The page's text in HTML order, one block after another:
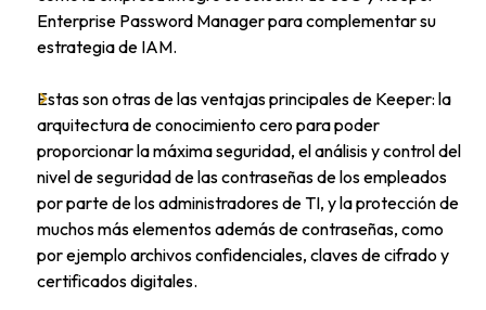
Enterprise Password Manager para complementar su
estrategia de IAM.
Estas son otras de las ventajas principales de Keeper: la
arquitectura de conocimiento cero para poder
proporcionar la máxima seguridad, el análisis y control del
nivel de seguridad de las contraseñas de los empleados
por parte de los administradores de TI, y la protección de
muchos más elementos además de contraseñas, como
por ejemplo archivos confidenciales, claves de cifrado y
certificados digitales.